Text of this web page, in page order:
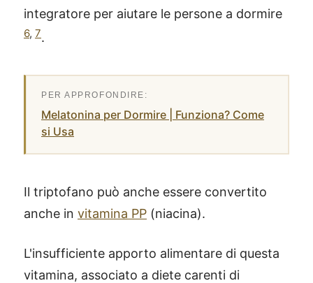
integratore per aiutare le persone a dormire
6, 7.
Melatonina per Dormire | Funziona? Come
si Usa
Il triptofano può anche essere convertito
anche in vitamina PP (niacina).
L'insufficiente apporto alimentare di questa
vitamina, associato a diete carenti di